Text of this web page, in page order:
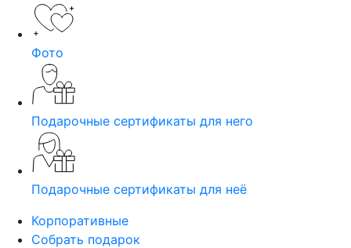
Фото
Подарочные сертификаты для него
Подарочные сертификаты для неё
Корпоративные
Собрать подарок